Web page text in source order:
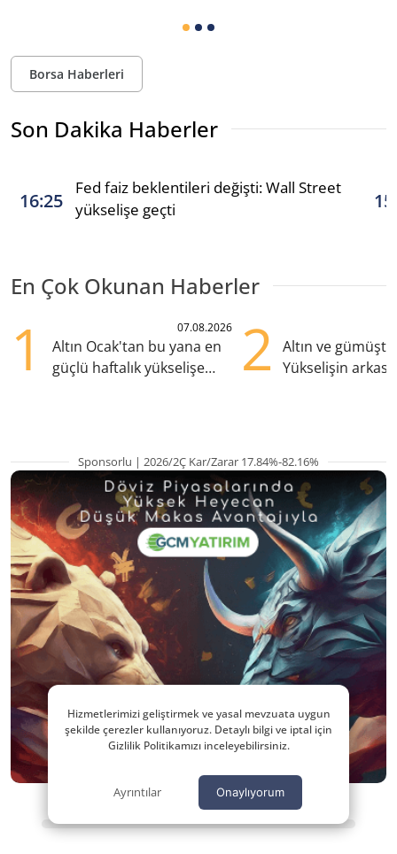
Borsa Haberleri
Son Dakika Haberler
16:25
Fed faiz beklentileri değişti: Wall Street
yükselişe geçti
En Çok Okunan Haberler
1 07.08.2026
Altın Ocak'tan bu yana en
güçlü haftalık yükselişe
2
Altın ve
Yükselişin
Sponsorlu | 2026/2Ç Kar/Zarar 17.84%-82.16%
Hizmetlerimizi geliştirmek ve yasal mevzuata uygun
şekilde çerezler kullanıyoruz. Detaylı bilgi ve iptal için
Gizlilik Politikamızı inceleyebilirsiniz.
Ayrıntılar Onaylıyorum